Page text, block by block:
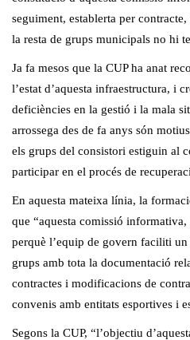
seguiment, establerta per
la resta de grups municipals no hi
Ja fa mesos que la CUP ha anat
l’estat d’aquesta infraestructura, i
deficiències en la gestió i la mala
arrossega des de fa anys són
els grups del consistori estiguin al
participar en el procés de
En aquesta mateixa línia, la
que “aquesta comissió
perquè l’equip de govern faciliti
grups amb tota la documentació
contractes i modificacions de
convenis amb entitats esportives i
Segons la CUP, “l’objectiu